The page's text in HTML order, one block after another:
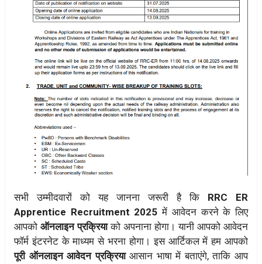
सभी उम्मीदवारों को यह जानना जरूरी है कि RRC ER
Apprentice Recruitment 2025 में आवेदन करने के लिए
आपको ऑनलाइन प्रक्रियाको अपनाना होगा। यानी आपको आवेदन
फॉर्म इंटरनेट के माध्यम से भरना होगा। इस आर्टिकल में हम आपको
पूरी ऑनलाइन आवेदन प्रक्रियाआसान भाषा में बताएंगे, ताकि आप